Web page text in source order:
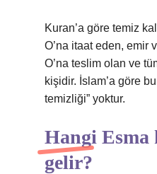
Kuran’a göre temiz
O’na itaat eden, emir
O’na teslim olan ve
kişidir. İslam’a göre
temizliği” yoktur.
Hangi Esma
gelir?